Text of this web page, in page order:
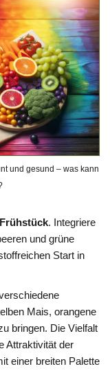
und gesund – was kann
. Integriere
und grüne
Start in
Mais, orangene
bringen. Die Vielfalt
Attraktivität der
einer breiten Palette